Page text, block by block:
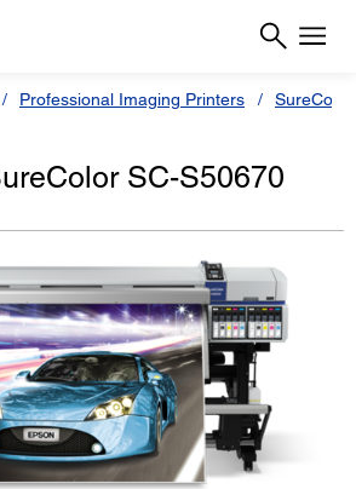
Professional Imaging Printers
SC-S50670